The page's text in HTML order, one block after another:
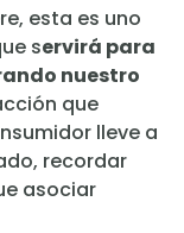
esta es uno
servirá para
nuestro
que
lleve a
recordar
asociar